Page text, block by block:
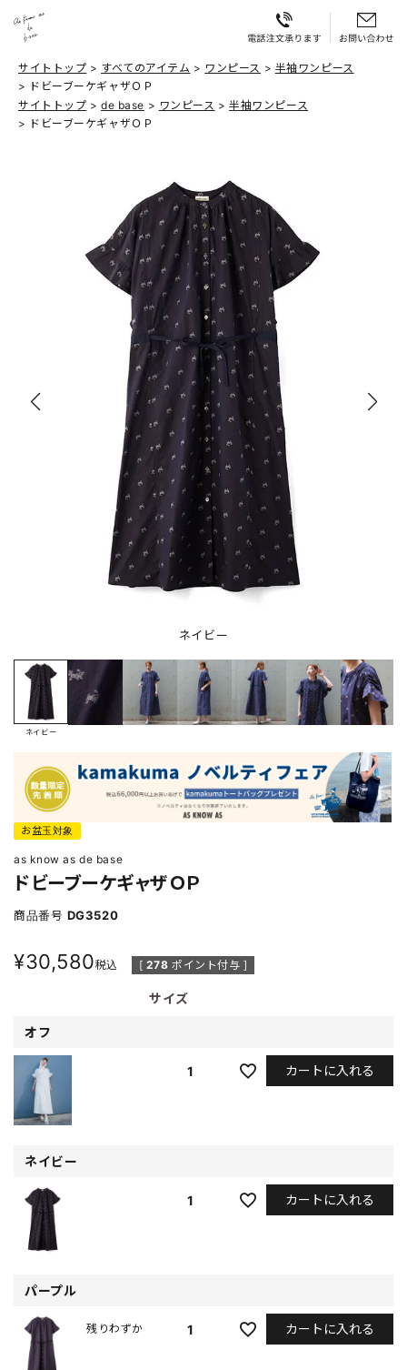
サイトトップ すべてのアイテム ワンピース
半袖ワンピース
ドビーブーケギャザＯＰ
サイトトップ
de base ワンピース
半袖ワンピース
ドビーブーケギャザＯＰ
ネイビー
ネイビー
お盆玉対象
as know as de base
ドビーブーケギャザＯＰ
商品番号 DG3520
¥30,580税込 [ 278 ポイント付与 ]
サイズ
オフ
1 カートに入れる
ネイビー
1 カートに入れる
パープル
1
残りわずか カートに入れる